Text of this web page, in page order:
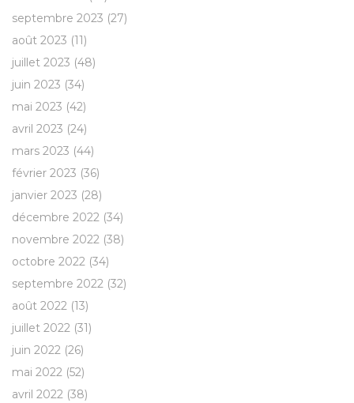
septembre 2023 (27)
août 2023 (11)
juillet 2023 (48)
juin 2023 (34)
mai 2023 (42)
avril 2023 (24)
mars 2023 (44)
février 2023 (36)
janvier 2023 (28)
décembre 2022 (34)
novembre 2022 (38)
octobre 2022 (34)
septembre 2022 (32)
août 2022 (13)
juillet 2022 (31)
juin 2022 (26)
mai 2022 (52)
avril 2022 (38)